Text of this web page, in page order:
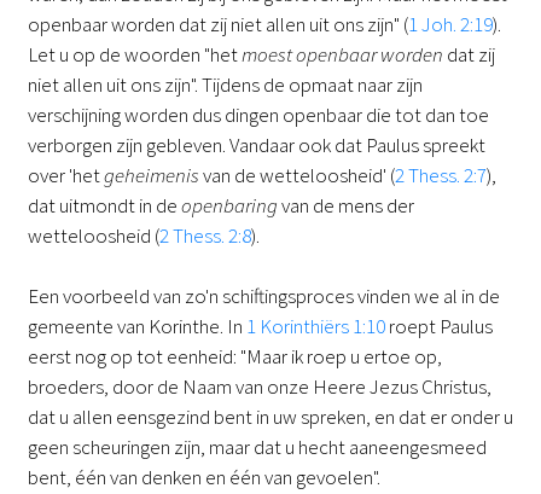
openbaar worden dat zij niet allen uit ons zijn" (1 Joh. 2:19).
Let u op de woorden "hetmoest openbaar worden dat zij
niet allen uit ons zijn". Tijdens de opmaat naar zijn
verschijning worden dus dingen openbaar die tot dan toe
verborgen zijn gebleven. Vandaar ook dat Paulus spreekt
over 'hetgeheimenisvan de wetteloosheid' (2 Thess. 2:7),
dat uitmondt in deopenbaringvan de mens der
wetteloosheid (2 Thess. 2:8).
Een voorbeeld van zo'n schiftingsproces vinden we al in de
gemeente van Korinthe. In 1 Korinthiërs 1:10roept Paulus
eerst nog op tot eenheid: "Maar ik roep u ertoe op,
broeders, door de Naam van onze Heere Jezus Christus,
dat u allen eensgezind bent in uw spreken, en dat er onder u
geen scheuringen zijn, maar dat u hecht aaneengesmeed
bent, één van denken en één van gevoelen".